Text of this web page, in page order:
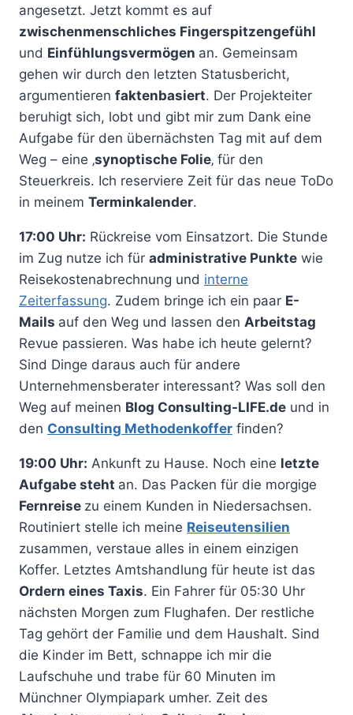
angesetzt. Jetzt kommt es auf
zwischenmenschliches Fingerspitzengefühl
und Einfühlungsvermögen an. Gemeinsam
gehen wir durch den letzten Statusbericht,
argumentieren faktenbasiert. Der Projekteiter
beruhigt sich, lobt und gibt mir zum Dank eine
Aufgabe für den übernächsten Tag mit auf dem
Weg – eine ‚synoptische Folie‚ für den
Steuerkreis. Ich reserviere Zeit für das neue ToDo
in meinem Terminkalender.
17:00 Uhr: Rückreise vom Einsatzort. Die Stunde
im Zug nutze ich für administrative Punkte wie
Reisekostenabrechnung und interne
Zeiterfassung. Zudem bringe ich ein paar E-
Mails auf den Weg und lassen den Arbeitstag
Revue passieren. Was habe ich heute gelernt?
Sind Dinge daraus auch für andere
Unternehmensberater interessant? Was soll den
Weg auf meinen Blog Consulting-LIFE.de und in
den Consulting Methodenkoffer finden?
19:00 Uhr: Ankunft zu Hause. Noch eine letzte
Aufgabe steht an. Das Packen für die morgige
Fernreise zu einem Kunden in Niedersachsen.
Routiniert stelle ich meine Reiseutensilien
zusammen, verstaue alles in einem einzigen
Koffer. Letztes Amtshandlung für heute ist das
Ordern eines Taxis. Ein Fahrer für 05:30 Uhr
nächsten Morgen zum Flughafen. Der restliche
Tag gehört der Familie und dem Haushalt. Sind
die Kinder im Bett, schnappe ich mir die
Laufschuhe und trabe für 60 Minuten im
Münchner Olympiapark umher. Zeit des